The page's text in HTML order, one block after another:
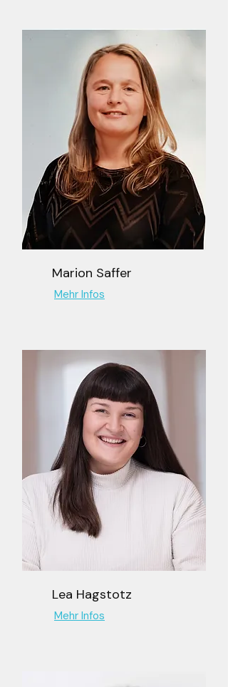
Marion Saffer
Mehr Infos
Lea Hagstotz
Mehr Infos